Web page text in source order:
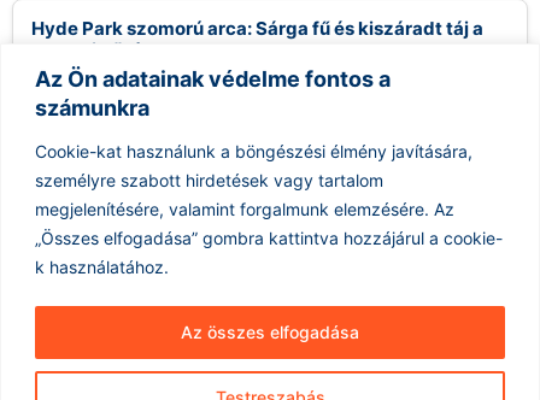
Az Ön adatainak védelme fontos a
számunkra
Cookie-kat használunk a böngészési élmény javítására,
személyre szabott hirdetések vagy tartalom
megjelenítésére, valamint forgalmunk elemzésére. Az
„Összes elfogadása” gombra kattintva hozzájárul a cookie-
k használatához.
Az összes elfogadása
Hyde Park szomorú arca: Sárga fű és kiszáradt táj a
londoni hőség alatt
2026.08.07.
Az utóbbi hetek extrém hőhullámai nemcsak az ember, hanem
a természet számára is kemény próbatételt jelentenek
Londonban, ahol a hőség...
Tovább olvasom »